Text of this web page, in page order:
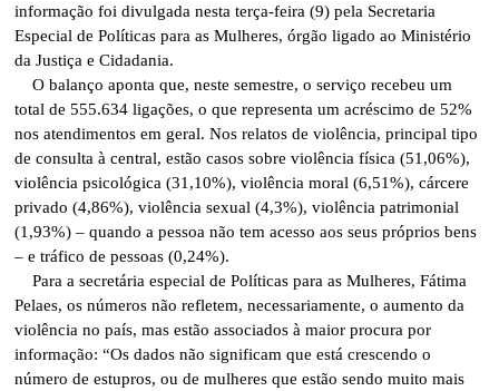
informação foi divulgada nesta terça-feira (9) pela Secretaria
Especial de Políticas para as Mulheres, órgão ligado ao Ministério
da Justiça e Cidadania.
O balanço aponta que, neste semestre, o serviço recebeu um
total de 555.634 ligações, o que representa um acréscimo de 52%
nos atendimentos em geral. Nos relatos de violência, principal tipo
de consulta à central, estão casos sobre violência física (51,06%),
violência psicológica (31,10%), violência moral (6,51%), cárcere
privado (4,86%), violência sexual (4,3%), violência patrimonial
(1,93%) – quando a pessoa não tem acesso aos seus próprios bens
– e tráfico de pessoas (0,24%).
Para a secretária especial de Políticas para as Mulheres, Fátima
Pelaes, os números não refletem, necessariamente, o aumento da
violência no país, mas estão associados à maior procura por
informação: “Os dados não significam que está crescendo o
número de estupros, ou de mulheres que estão sendo muito mais